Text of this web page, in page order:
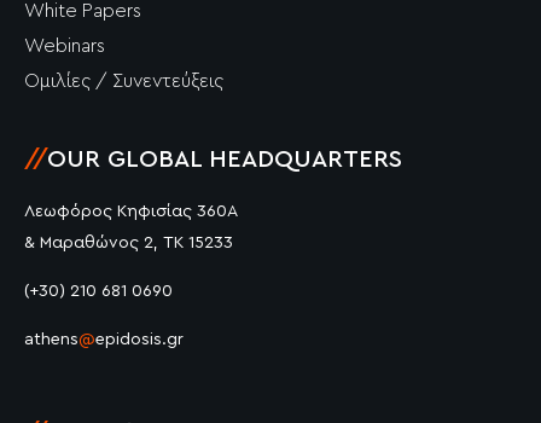
White Papers
Webinars
Ομιλίες / Συνεντεύξεις
//OUR GLOBAL HEADQUARTERS
Λεωφόρος Κηφισίας 360Α
& Μαραθώνος 2, ΤΚ 15233
(+30) 210 681 0690
athens@epidosis.gr